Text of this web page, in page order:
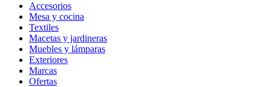
Accesorios
Mesa y cocina
Textiles
Macetas y jardineras
Muebles y lámparas
Exteriores
Marcas
Ofertas